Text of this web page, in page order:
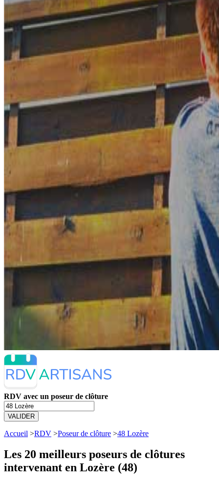
RDV avec un poseur de clôture
VALIDER
Accueil >RDV >Poseur de clôture >48 Lozère
Les 20 meilleurs poseurs de clôtures
intervenant en Lozère (48)